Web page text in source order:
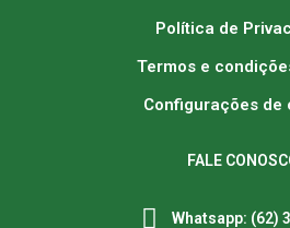
Política de
Termos e
Configurações de
FALE
Whatsapp: (62)